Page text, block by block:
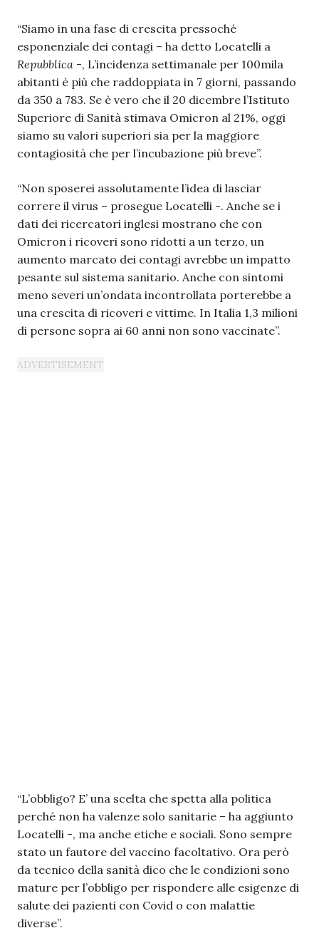
“Siamo in una fase di crescita pressoché
esponenziale dei contagi – ha detto Locatelli a
Repubblica -, L’incidenza settimanale per 100mila
abitanti è più che raddoppiata in 7 giorni, passando
da 350 a 783. Se è vero che il 20 dicembre l’Istituto
Superiore di Sanità stimava Omicron al 21%, oggi
siamo su valori superiori sia per la maggiore
contagiosità che per l’incubazione più breve”.
“Non sposerei assolutamente l’idea di lasciar
correre il virus – prosegue Locatelli -. Anche se i
dati dei ricercatori inglesi mostrano che con
Omicron i ricoveri sono ridotti a un terzo, un
aumento marcato dei contagi avrebbe un impatto
pesante sul sistema sanitario. Anche con sintomi
meno severi un’ondata incontrollata porterebbe a
una crescita di ricoveri e vittime. In Italia 1,3 milioni
di persone sopra ai 60 anni non sono vaccinate”.
“L’obbligo? E’ una scelta che spetta alla politica
perché non ha valenze solo sanitarie – ha aggiunto
Locatelli -, ma anche etiche e sociali. Sono sempre
stato un fautore del vaccino facoltativo. Ora però
da tecnico della sanità dico che le condizioni sono
mature per l’obbligo per rispondere alle esigenze di
salute dei pazienti con Covid o con malattie
diverse”.